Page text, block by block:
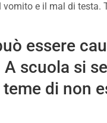
e il mal di testa.
essere
scuola si
di non